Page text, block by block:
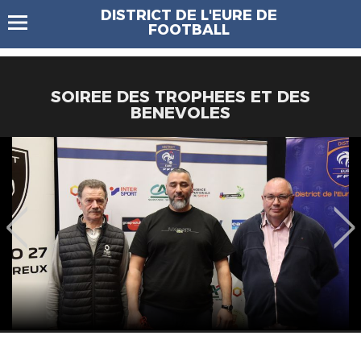
DISTRICT DE L'EURE DE
FOOTBALL
SOIREE DES TROPHEES ET DES
BENEVOLES